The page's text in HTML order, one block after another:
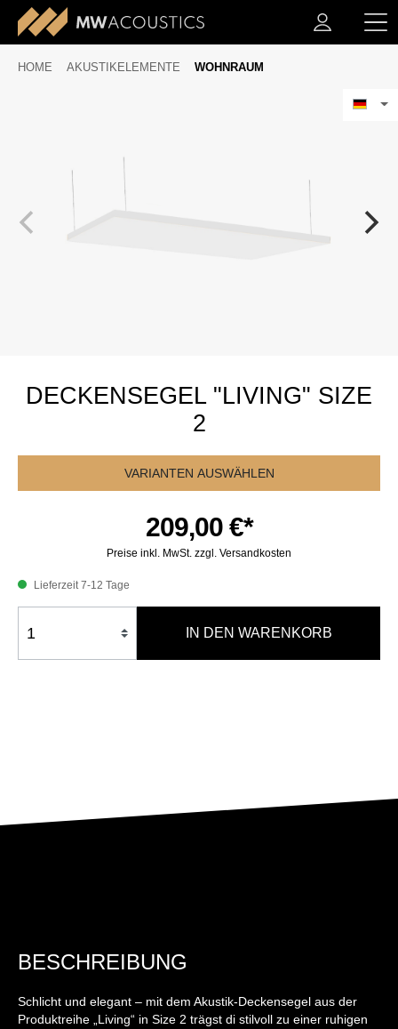
HOME AKUSTIKELEMENTE WOHNRAUM
DECKENSEGEL "LIVING" SIZE
2
VARIANTEN AUSWÄHLEN
209,00 €*
Preise inkl. MwSt. zzgl. Versandkosten
Lieferzeit 7-12 Tage
IN DEN WARENKORB
BESCHREIBUNG
Schlicht und elegant – mit dem Akustik-Deckensegel aus der
Produktreihe „Living“ in Size 2 trägst di stilvoll zu einer ruhigen